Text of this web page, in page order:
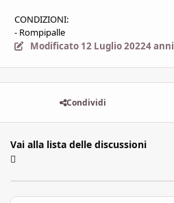
CONDIZIONI:
- Rompipalle
Modificato 12 Luglio 20224 anni
Condividi
Vai alla lista delle discussioni